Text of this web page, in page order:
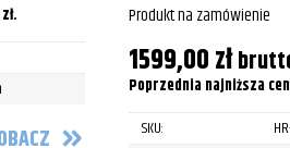
2009
2010
2011
zł.
Produkt na zamówienie
1599,00zł
Poprzednia najniższa
SKU: